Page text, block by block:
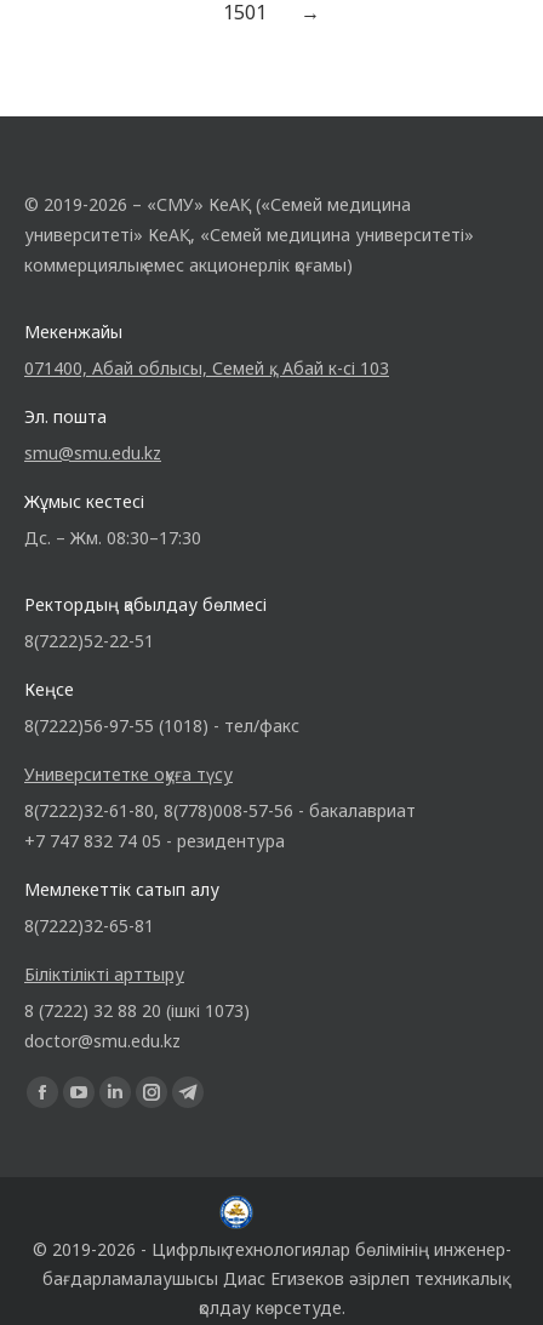
кезекті сабағын өткізді. Іс-шараның
1501
→
© 2019-2026 – «СМУ» КеАҚ («Семей медицина
университеті» КеАҚ, «Семей медицина университеті»
коммерциялық емес акционерлік қоғамы)
Мекенжайы
071400, Абай облысы, Семей қ., Абай к-сі 103
Эл. пошта
smu@smu.edu.kz
Жұмыс кестесі
Дс. – Жм. 08:30–17:30
Ректордың қабылдау бөлмесі
8(7222)52-22-51
Кеңсе
8(7222)56-97-55 (1018) - тел/факс
Университетке оқуға түсу
8(7222)32-61-80, 8(778)008-57-56 - бакалавриат
+7 747 832 74 05 - резидентура
Мемлекеттік сатып алу
8(7222)32-65-81
Біліктілікті арттыру
8 (7222) 32 88 20 (ішкі 1073)
doctor@smu.edu.kz
Find us on:
© 2019-2026 - Цифрлық технологиялар бөлімініңинженер-
бағдарламалаушысы Диас Егизеков әзірлеп техникалық
қолдау көрсетуде.